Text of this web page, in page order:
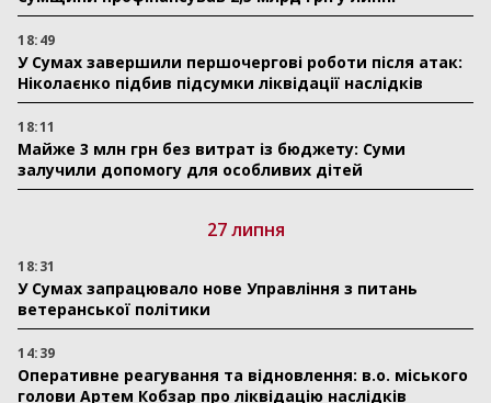
18:49
У Сумах завершили першочергові роботи після атак:
Ніколаєнко підбив підсумки ліквідації наслідків
18:11
Майже 3 млн грн без витрат із бюджету: Суми
залучили допомогу для особливих дітей
27 липня
18:31
У Сумах запрацювало нове Управління з питань
ветеранської політики
14:39
Оперативне реагування та відновлення: в.о. міського
голови Артем Кобзар про ліквідацію наслідків